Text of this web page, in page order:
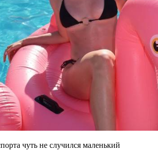
чуть не случился маленький